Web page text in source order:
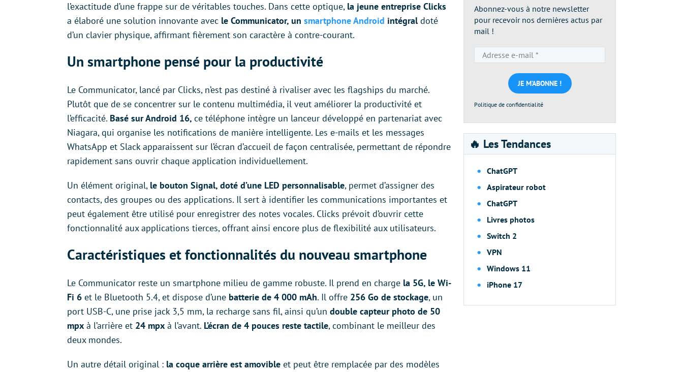
l’exactitude d’une frappe sur de véritables touches. Dans cette optique, la jeune entreprise Clicks
a élaboré une solution innovante avec le Communicator, un smartphone Android intégraldoté
d’un clavier physique, affirmant fièrement son caractère à contre-courant.
Un smartphone pensé pour la productivité
Le Communicator, lancé par Clicks, n’est pas destiné à rivaliser avec les flagships du marché.
Plutôt que de se concentrer sur le contenu multimédia, il veut améliorer la productivité et
l’efficacité. Basé sur Android 16, ce téléphone intègre un lanceur développé en partenariat avec
Niagara, qui organise les notifications de manière intelligente. Les e-mails et les messages
WhatsApp et Slack apparaissent sur l’écran d’accueil de façon centralisée, permettant de répondre
rapidement sans ouvrir chaque application individuellement.
Un élément original, le bouton Signal, doté d’une LED personnalisable, permet d’assigner des
contacts, des groupes ou des applications. Il sert à identifier les communications importantes et
peut également être utilisé pour enregistrer des notes vocales. Clicks prévoit d’ouvrir cette
fonctionnalité aux applications tierces, offrant ainsi encore plus de flexibilité aux utilisateurs.
Caractéristiques et fonctionnalités du nouveau smartphone
Le Communicator reste un smartphone milieu de gamme robuste. Il prend en charge la 5G, le Wi-
Fi 6 et le Bluetooth 5.4, et dispose d’une batterie de 4 000 mAh. Il offre 256 Go de stockage, un
port USB-C, une prise jack 3,5 mm, la recharge sans fil, ainsi qu’un double capteur photo de 50
mpx à l’arrière et 24 mpx à l’avant. L’écran de 4 pouces reste tactile, combinant le meilleur des
deux mondes.
Un autre détail original : la coque arrière est amovible et peut être remplacée par des modèles
Abonnez-vous à notre newsletter
pour recevoir nos dernières actus par
mail !
e-
mail
*
Politique de confidentialité
🔥 Les Tendances
ChatGPT
Aspirateur robot
ChatGPT
Livres photos
Switch 2
VPN
Windows 11
iPhone 17